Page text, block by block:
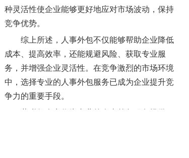
种灵活性使企业能够更好地应对市场波动，保持
竞争优势。
综上所述，人事外包不仅能够帮助企业降低
成本、提高效率，还能规避风险、获取专业服
务，并增强企业灵活性。在竞争激烈的市场环境
中，选择专业的人事外包服务已成为企业提升竞
争力的重要手段。